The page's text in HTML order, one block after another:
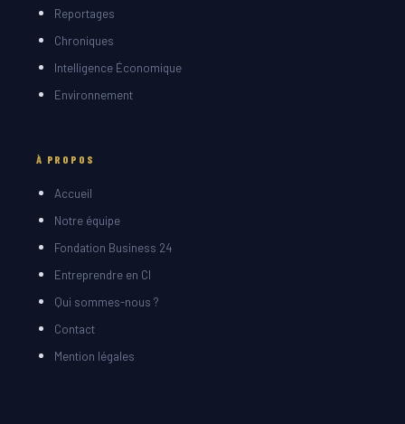
Reportages
Chroniques
Intelligence Économique
Environnement
À PROPOS
Accueil
Notre équipe
Fondation Business 24
Entreprendre en CI
Qui sommes-nous ?
Contact
Mention légales